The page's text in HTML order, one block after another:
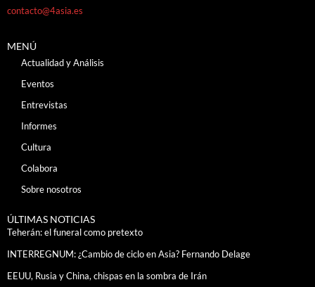
contacto@4asia.es
MENÚ
Actualidad y Análisis
Eventos
Entrevistas
Informes
Cultura
Colabora
Sobre nosotros
ÚLTIMAS NOTICIAS
Teherán: el funeral como pretexto
INTERREGNUM: ¿Cambio de ciclo en Asia? Fernando Delage
EEUU, Rusia y China, chispas en la sombra de Irán